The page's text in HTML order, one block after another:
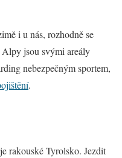
i u nás, rozhodně se
jsou svými areály
nebezpečným sportem,
.
rakouské Tyrolsko. Jezdit